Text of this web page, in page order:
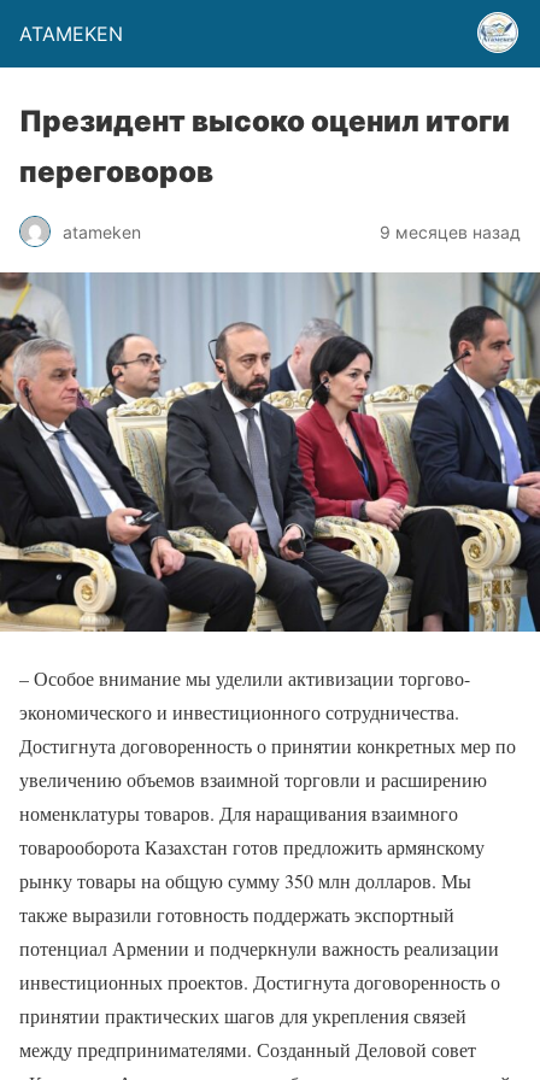
ATAMEKEN
Президент высоко оценил итоги
переговоров
atameken 9 месяцев назад
– Особое внимание мы уделили активизации торгово-
экономического и инвестиционного сотрудничества.
Достигнута договоренность о принятии конкретных мер по
увеличению объемов взаимной торговли и расширению
номенклатуры товаров. Для наращивания взаимного
товарооборота Казахстан готов предложить армянскому
рынку товары на общую сумму 350 млн долларов. Мы
также выразили готовность поддержать экспортный
потенциал Армении и подчеркнули важность реализации
инвестиционных проектов. Достигнута договоренность о
принятии практических шагов для укрепления связей
между предпринимателями. Созданный Деловой совет